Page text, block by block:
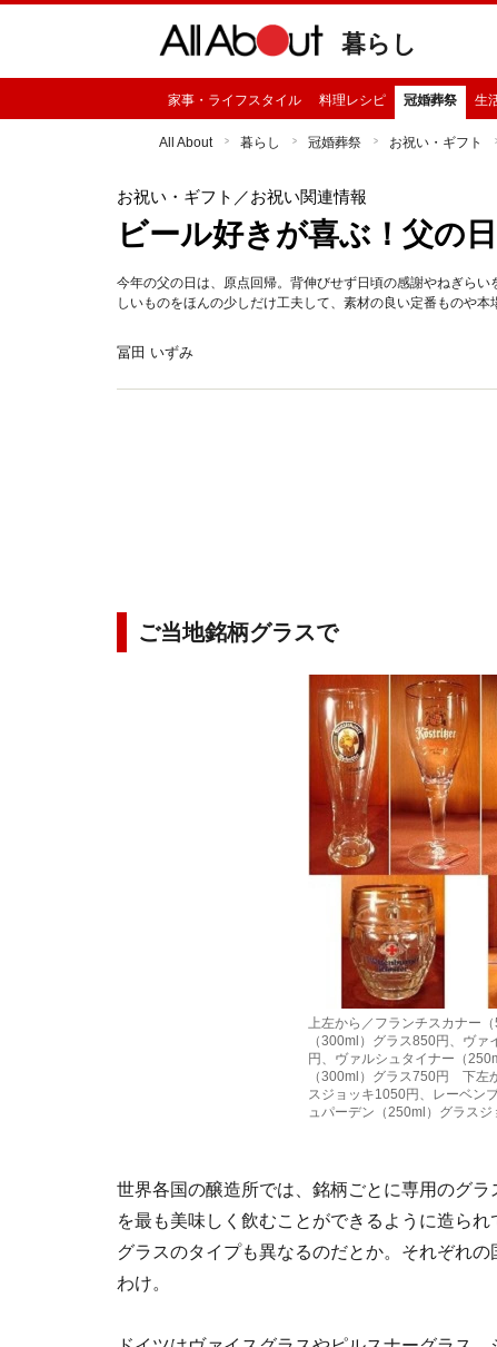
暮らし
家事・ライフスタイル 料理レシピ 冠婚葬祭 生
All About 暮らし 冠婚葬祭 お祝い・ギフト
お祝い・ギフト ／お祝い関連情報
ビール好きが喜ぶ！父の
今年の父の日は、原点回帰。背伸びせず日頃の感謝やねぎら
しいものをほんの少しだけ工夫して、素材の良い定番ものや本
冨田 いずみ
ご当地銘柄グラスで
上左から／フランチスカナー
（300ml）グラス850円、ヴ
円、ヴァルシュタイナー（
（300ml）グラス750円 下左
スジョッキ1050円、レーベン
ュパーデン（250ml）グラスジ
世界各国の醸造所では、銘柄ごとに専用のグ
を最も美味しく飲むことができるように造ら
グラスのタイプも異なるのだとか。それぞれ
わけ。